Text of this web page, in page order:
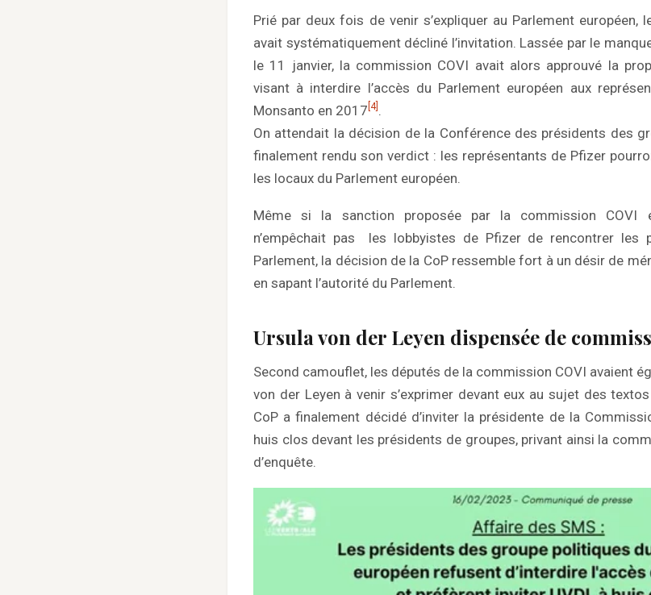
Prié par deux fois de venir s’expliquer au Parlement européen,
avait systématiquement décliné l’invitation. Lassée par le
le 11 janvier, la commission COVI avait alors approuvé la
visant à interdire l’accès du Parlement européen aux
Monsanto en 2017 [4] .
On attendait la décision de la Conférence des présidents des
finalement rendu son verdict : les représentants de Pfizer
les locaux du Parlement européen.
Même si la sanction proposée par la commission COVI
n’empêchait pas les lobbyistes de Pfizer de rencontrer les
Parlement, la décision de la CoP ressemble fort à un désir de
en sapant l’autorité du Parlement.
Ursula von der Leyen dispensée de
Second camouflet, les députés de la commission COVI avaient
von der Leyen à venir s’exprimer devant eux au sujet des
CoP a finalement décidé d’inviter la présidente de la
huis clos devant les présidents de groupes, privant ainsi la
d’enquête.